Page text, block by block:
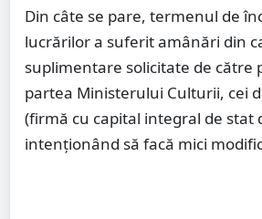
Din câte se pare, termenul de
lucrărilor a suferit amânări din
suplimentare solicitate de către
partea Ministerului Culturii, cei
(firmă cu capital integral de stat
intenționând să facă mici